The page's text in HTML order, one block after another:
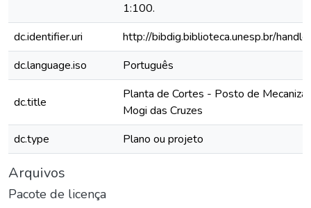
1:100.
dc.identifier.uri
http://bibdig.biblioteca.unesp.br/
dc.language.iso
Português
dc.title
Planta de Cortes - Posto de
Mogi das Cruzes
dc.type
Plano ou projeto
Arquivos
Pacote de licença